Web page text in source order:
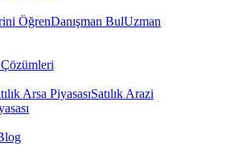
ÖğrenDanışman BulUzman
Arsa PiyasasıSatılık Arazi